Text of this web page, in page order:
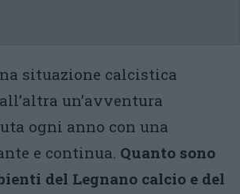
situazione calcistica
un’avventura
ogni anno con una
e continua. Quanto sono
del Legnano calcio e del